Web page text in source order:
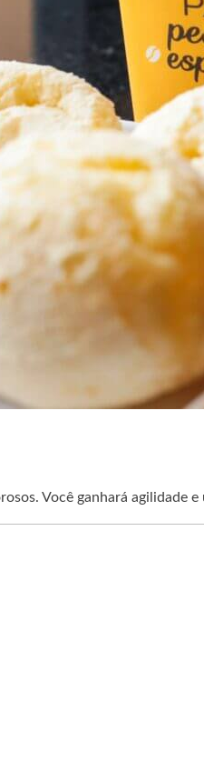
Você ganhará agilidade